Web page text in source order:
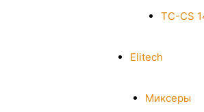
TC-CS
Elitech
Миксеры